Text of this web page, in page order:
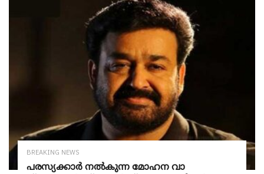
BREAKING NEWS
പരസ്യക്കാർ നൽകുന്ന മോഹന വാ​